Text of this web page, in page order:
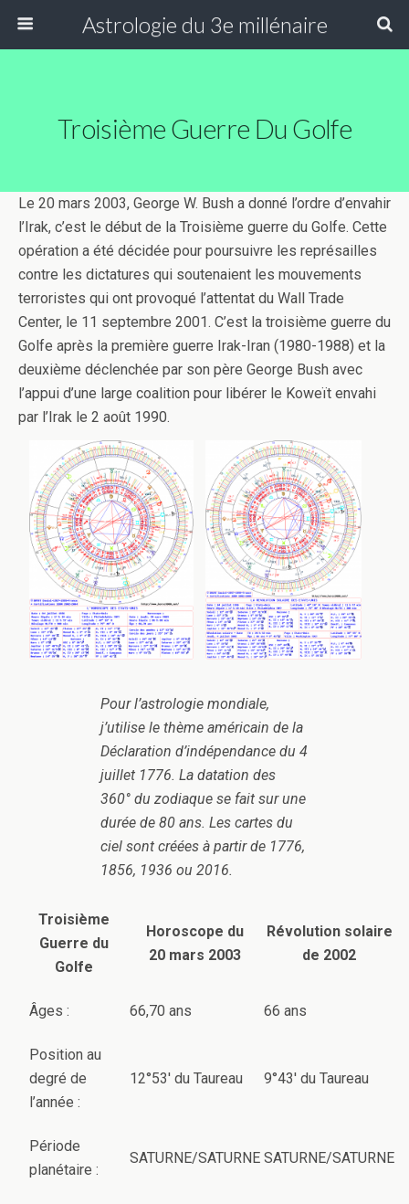
Astrologie du 3e millénaire
Troisième Guerre Du Golfe
Le 20 mars 2003, George W. Bush a donné l’ordre d’envahir
l’Irak, c’est le début de la Troisième guerre du Golfe. Cette
opération a été décidée pour poursuivre les représailles
contre les dictatures qui soutenaient les mouvements
terroristes qui ont provoqué l’attentat du Wall Trade
Center, le 11 septembre 2001. C’est la troisième guerre du
Golfe après la première guerre Irak-Iran (1980-1988) et la
deuxième déclenchée par son père George Bush avec
l’appui d’une large coalition pour libérer le Koweït envahi
par l’Irak le 2 août 1990.
Pour l’astrologie mondiale,
j’utilise le thème américain de la
Déclaration d’indépendance du 4
juillet 1776. La datation des
360° du zodiaque se fait sur une
durée de 80 ans. Les cartes du
ciel sont créées à partir de 1776,
1856, 1936 ou 2016.
Troisième
Guerre du
Golfe
Horoscope du
20 mars 2003
Révolution solaire
de 2002
Âges : 66,70 ans 66 ans
Position au
degré de
l’année :
12°53′ du Taureau 9°43′ du Taureau
Période
planétaire :
SATURNE/SATURNE SATURNE/SATURNE